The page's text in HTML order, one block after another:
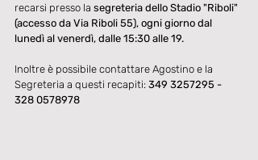
recarsi presso la segreteria dello Stadio "Riboli"
(accesso da Via Riboli 55), ogni giorno dal
lunedì al venerdì, dalle 15:30 alle 19.
Inoltre è possibile contattare Agostino e la
Segreteria a questi recapiti: 349 3257295 -
328 0578978